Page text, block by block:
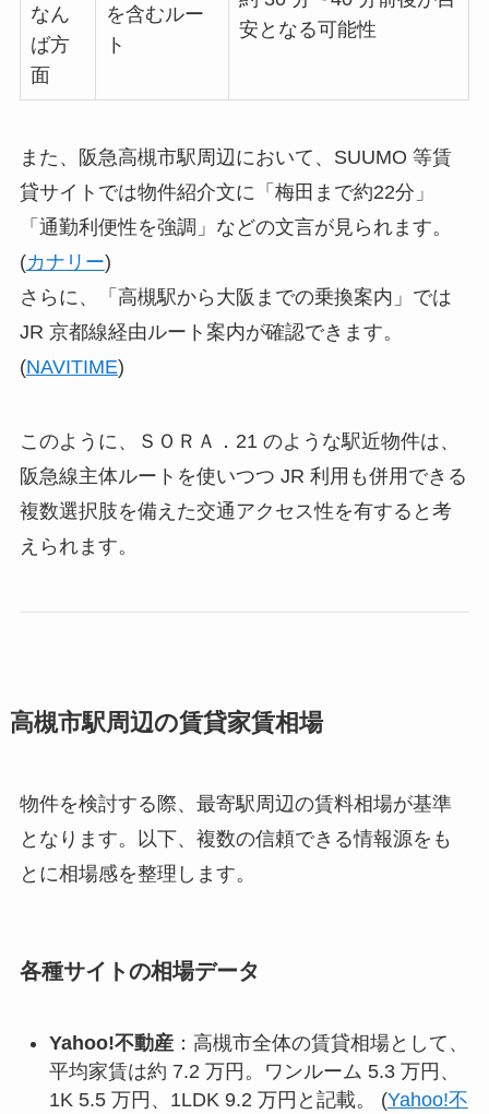
なん
ば方
面
を含むルー
ト
安となる可能性
また、阪急高槻市駅周辺において、SUUMO 等賃
貸サイトでは物件紹介文に「梅田まで約22分」
「通勤利便性を強調」などの文言が見られます。
(カナリー)
さらに、「高槻駅から大阪までの乗換案内」では
JR 京都線経由ルート案内が確認できます。
(NAVITIME)
このように、ＳＯＲＡ．21 のような駅近物件は、
阪急線主体ルートを使いつつ JR 利用も併用できる
複数選択肢を備えた交通アクセス性を有すると考
えられます。
高槻市駅周辺の賃貸家賃相場
物件を検討する際、最寄駅周辺の賃料相場が基準
となります。以下、複数の信頼できる情報源をも
とに相場感を整理します。
各種サイトの相場データ
Yahoo!不動産：高槻市全体の賃貸相場として、
平均家賃は約 7.2 万円。ワンルーム 5.3 万円、
1K 5.5 万円、1LDK 9.2 万円と記載。 (Yahoo!不